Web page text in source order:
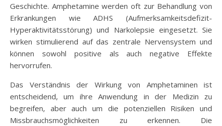
Geschichte. Amphetamine werden oft zur Behandlung von
Erkrankungen wie ADHS (Aufmerksamkeitsdefizit-
Hyperaktivitätsstörung) und Narkolepsie eingesetzt. Sie
wirken stimulierend auf das zentrale Nervensystem und
können sowohl positive als auch negative Effekte
hervorrufen.
Das Verständnis der Wirkung von Amphetaminen ist
entscheidend, um ihre Anwendung in der Medizin zu
begreifen, aber auch um die potenziellen Risiken und
Missbrauchsmöglichkeiten zu erkennen. Die